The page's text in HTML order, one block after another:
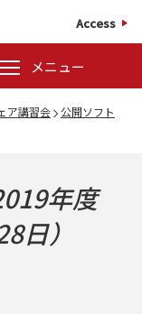
Access
メニュー
ア講習会
公開ソフト
年度
日）